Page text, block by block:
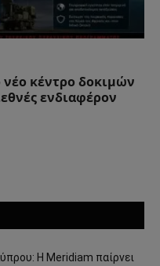
νέο κέντρο δοκιμών
ενδιαφέρον
Η Meridiam παίρνει